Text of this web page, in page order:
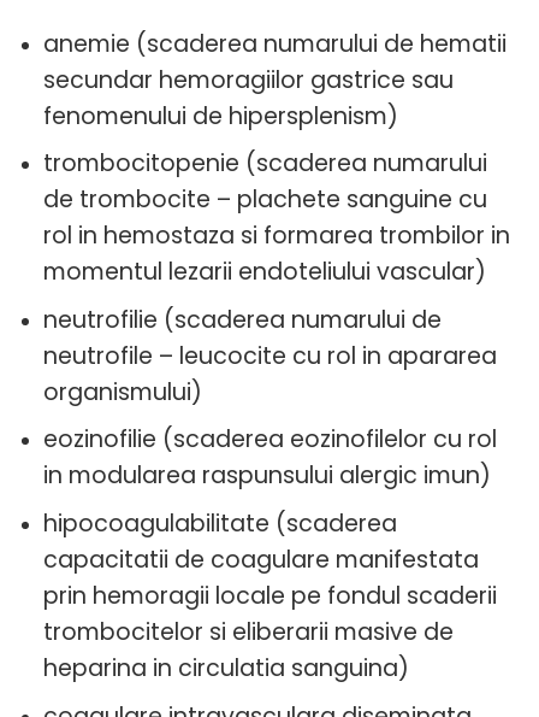
anemie (scaderea numarului de hematii
secundar hemoragiilor gastrice sau
fenomenului de hipersplenism)
trombocitopenie (scaderea numarului
de trombocite – plachete sanguine cu
rol in hemostaza si formarea trombilor in
momentul lezarii endoteliului vascular)
neutrofilie (scaderea numarului de
neutrofile – leucocite cu rol in apararea
organismului)
eozinofilie (scaderea eozinofilelor cu rol
in modularea raspunsului alergic imun)
hipocoagulabilitate (scaderea
capacitatii de coagulare manifestata
prin hemoragii locale pe fondul scaderii
trombocitelor si eliberarii masive de
heparina in circulatia sanguina)